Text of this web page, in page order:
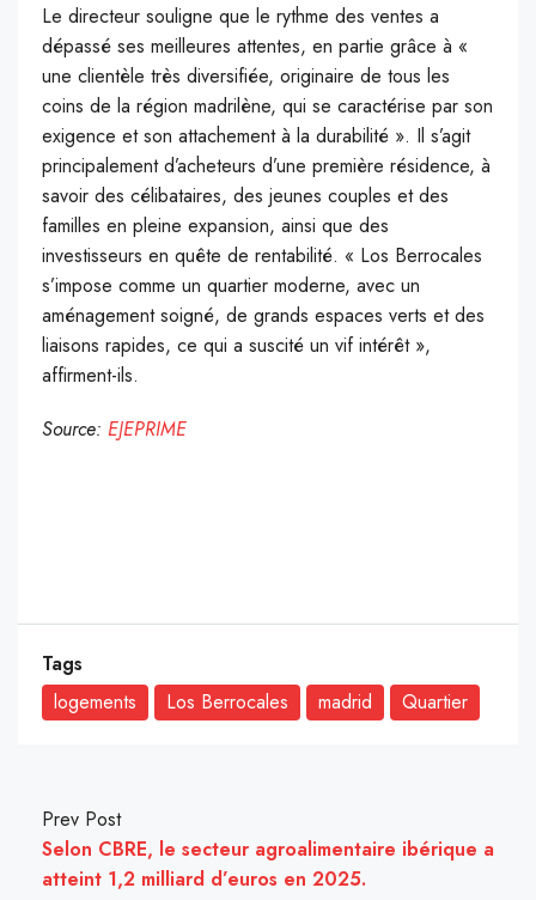
Le directeur souligne que le rythme des ventes a
dépassé ses meilleures attentes, en partie grâce à «
une clientèle très diversifiée, originaire de tous les
coins de la région madrilène, qui se caractérise par son
exigence et son attachement à la durabilité ». Il s’agit
principalement d’acheteurs d’une première résidence, à
savoir des célibataires, des jeunes couples et des
familles en pleine expansion, ainsi que des
investisseurs en quête de rentabilité. « Los Berrocales
s’impose comme un quartier moderne, avec un
aménagement soigné, de grands espaces verts et des
liaisons rapides, ce qui a suscité un vif intérêt »,
affirment-ils.
Source: EJEPRIME
Tags
logements
Los Berrocales madrid Quartier
Prev Post
Selon CBRE, le secteur agroalimentaire ibérique a
atteint 1,2 milliard d’euros en 2025.